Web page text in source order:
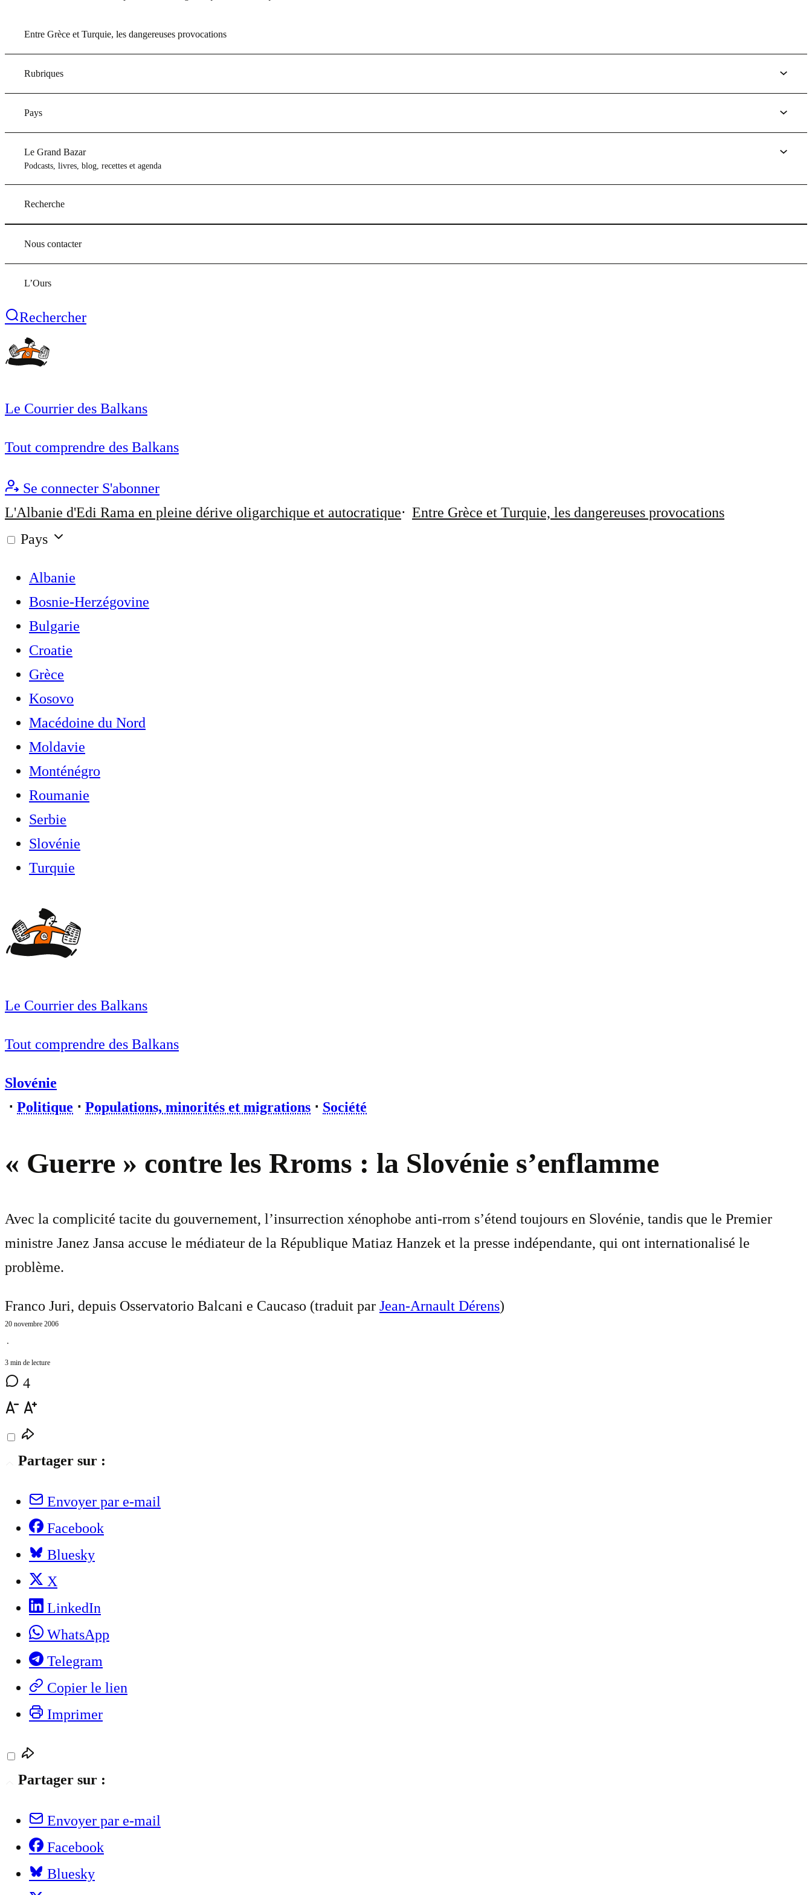
Entre Grèce et Turquie, les dangereuses provocations
Rubriques
Pays
Le Grand Bazar
Podcasts, livres, blog, recettes et agenda
Recherche
Nous contacter
L’Ours
Rechercher
Le Courrier des Balkans
Tout comprendre des Balkans
Se connecter S'abonner
L'Albanie d'Edi Rama en pleine dérive oligarchique et autocratique
Entre Grèce et Turquie, les dangereuses provocations
Pays
Albanie
Bosnie-Herzégovine
Bulgarie
Croatie
Grèce
Kosovo
Macédoine du Nord
Moldavie
Monténégro
Roumanie
Serbie
Slovénie
Turquie
Le Courrier des Balkans
Tout comprendre des Balkans
Slovénie
⋅ Politique ⋅ Populations, minorités et migrations ⋅ Société
« Guerre » contre les Rroms : la Slovénie s’enflamme
Avec la complicité tacite du gouvernement, l’insurrection xénophobe anti-rrom s’étend toujours en Slovénie, tandis que le Premier
ministre Janez Jansa accuse le médiateur de la République Matiaz Hanzek et la presse indépendante, qui ont internationalisé le
problème.
Franco Juri, depuis Osservatorio Balcani e Caucaso (traduit par Jean-Arnault Dérens)
20 novembre 2006
⋅
3 min de lecture
4
Partager sur :
Envoyer par e-mail
Facebook
Bluesky
X
LinkedIn
WhatsApp
Telegram
Copier le lien
Imprimer
Partager sur :
Envoyer par e-mail
Facebook
Bluesky